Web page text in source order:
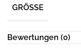
GRÖSSE
Bewertungen (0)